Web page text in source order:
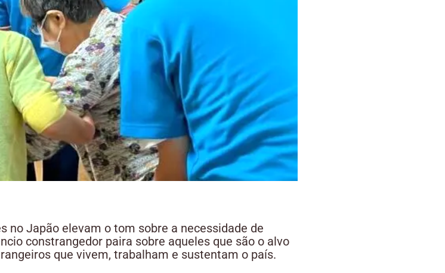
no Japão elevam o tom sobre a necessidade de
constrangedor paira sobre aqueles que são o alvo
que vivem, trabalham e sustentam o país.